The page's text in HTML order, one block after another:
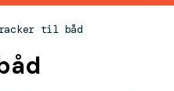
til båd